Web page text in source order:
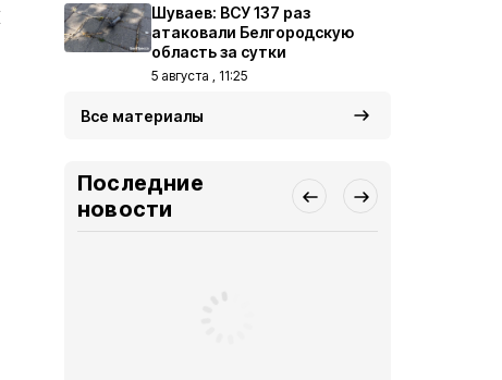
Шуваев: ВСУ 137 раз
атаковали Белгородскую
область за сутки
5 августа , 11:25
Все материалы
Последние
новости